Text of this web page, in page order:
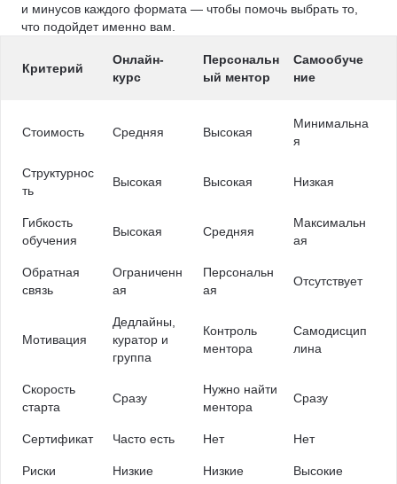
и минусов каждого формата — чтобы помочь выбрать то,
что подойдет именно вам.
Критерий
Онлайн-
курс
Персональн
ый ментор
Самообуче
ние
Стоимость Средняя Высокая
Минимальна
я
Структурнос
ть
Высокая Высокая Низкая
Гибкость
обучения
Высокая Средняя
Максимальн
ая
Обратная
связь
Ограниченн
ая
Персональн
ая
Отсутствует
Мотивация
Дедлайны,
куратор и
группа
Контроль
ментора
Самодисцип
лина
Скорость
старта
Сразу
Нужно найти
ментора
Сразу
Сертификат Часто есть Нет Нет
Риски Низкие Низкие Высокие